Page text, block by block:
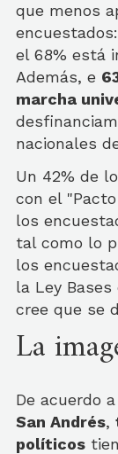
que menos
el 68% está
Además, e
marcha
nacionales
Un 42% de
con el
los
tal como lo
los
la Ley
cree que se
La
De acuerdo
San Andrés,
políticos